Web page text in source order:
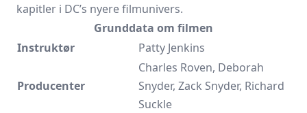
kapitler i DC’s nyere filmunivers.
Grunddata om filmen
Instruktør
Patty Jenkins
Producenter
Charles Roven, Deborah
Snyder, Zack Snyder, Richard
Suckle